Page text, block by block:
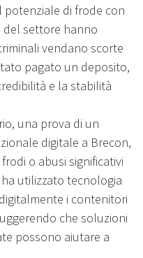
potenziale di frode con
del settore hanno
vendano scorte
pagato un deposito,
e la stabilità
una prova di un
digitale a Brecon,
o abusi significativi
utilizzato tecnologia
i contenitori
che soluzioni
possono aiutare a